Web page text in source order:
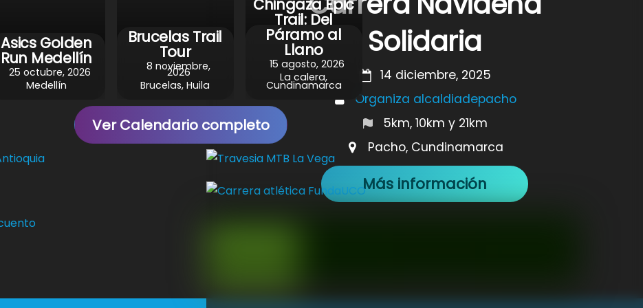
Solidaria
14 diciembre, 2025
Organiza alcaldiadepacho
5km, 10km y 21km
Pacho, Cundinamarca
Más información
Asics Golden
Run Medellín
25 octubre, 2026
Medellín
Brucelas Trail
Tour
8 noviembre,
2026
Brucelas, Huila
Chingaza Epic
Trail: Del
Páramo al
Llano
15 agosto, 2026
La calera,
Cundinamarca
Ver Calendario completo